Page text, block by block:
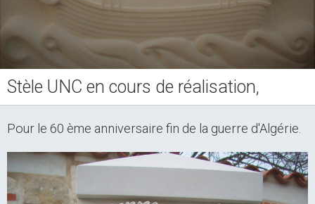
Stèle UNC en cours de réalisation,
Pour le 60 ème anniversaire fin de la guerre d'Algérie.